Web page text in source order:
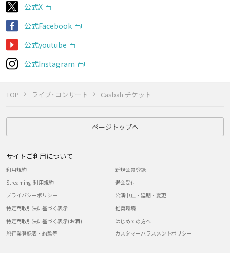
TOP ライブ･コンサート Casbah チケット
公式X
公式Facebook
公式youtube
公式Instagram
ページトップへ
サイトご利用について
利用規約
Streaming+利用規約
プライバシーポリシー
特定商取引法に基づく表示
特定商取引法に基づく表示(お酒)
旅行業登録表・約款等
新規会員登録
退会受付
公演中止・延期・変更
推奨環境
はじめての方へ
カスタマーハラスメントポリシー